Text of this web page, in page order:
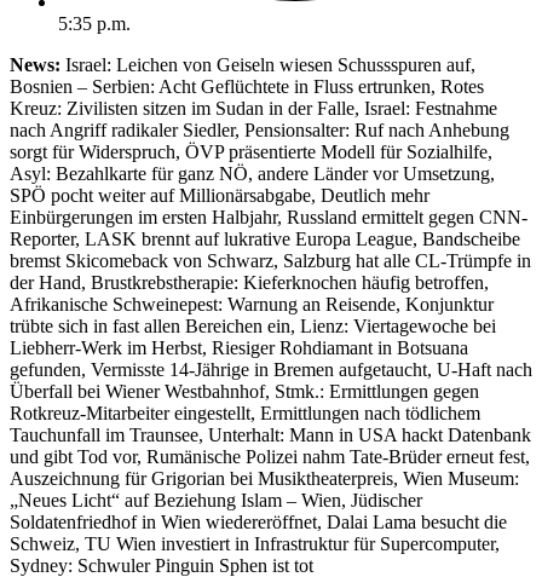
5:35 p.m.
News: Israel: Leichen von Geiseln wiesen Schussspuren auf,
Bosnien – Serbien: Acht Geflüchtete in Fluss ertrunken, Rotes
Kreuz: Zivilisten sitzen im Sudan in der Falle, Israel: Festnahme
nach Angriff radikaler Siedler, Pensionsalter: Ruf nach Anhebung
sorgt für Widerspruch, ÖVP präsentierte Modell für Sozialhilfe,
Asyl: Bezahlkarte für ganz NÖ, andere Länder vor Umsetzung,
SPÖ pocht weiter auf Millionärsabgabe, Deutlich mehr
Einbürgerungen im ersten Halbjahr, Russland ermittelt gegen CNN-
Reporter, LASK brennt auf lukrative Europa League, Bandscheibe
bremst Skicomeback von Schwarz, Salzburg hat alle CL-Trümpfe in
der Hand, Brustkrebstherapie: Kieferknochen häufig betroffen,
Afrikanische Schweinepest: Warnung an Reisende, Konjunktur
trübte sich in fast allen Bereichen ein, Lienz: Viertagewoche bei
Liebherr-Werk im Herbst, Riesiger Rohdiamant in Botsuana
gefunden, Vermisste 14-Jährige in Bremen aufgetaucht, U-Haft nach
Überfall bei Wiener Westbahnhof, Stmk.: Ermittlungen gegen
Rotkreuz-Mitarbeiter eingestellt, Ermittlungen nach tödlichem
Tauchunfall im Traunsee, Unterhalt: Mann in USA hackt Datenbank
und gibt Tod vor, Rumänische Polizei nahm Tate-Brüder erneut fest,
Auszeichnung für Grigorian bei Musiktheaterpreis, Wien Museum:
„Neues Licht“ auf Beziehung Islam – Wien, Jüdischer
Soldatenfriedhof in Wien wiedereröffnet, Dalai Lama besucht die
Schweiz, TU Wien investiert in Infrastruktur für Supercomputer,
Sydney: Schwuler Pinguin Sphen ist tot